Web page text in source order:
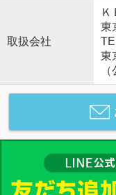
取扱会社
東
東